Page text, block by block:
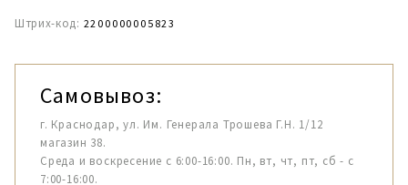
Штрих-код: 2200000005823
Самовывоз:
г. Краснодар, ул. Им. Генерала Трошева Г.Н. 1/12
магазин 38.
Среда и воскресение с 6:00-16:00. Пн, вт, чт, пт, сб - с
7:00-16:00.